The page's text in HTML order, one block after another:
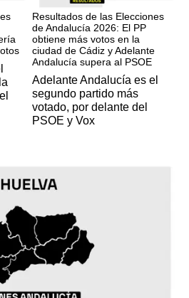
Resultados de las Elecciones
de Andalucía 2026: El PP
obtiene más votos en la
ciudad de Cádiz y Adelante
Andalucía supera al PSOE
Adelante Andalucía es el
segundo partido más
votado, por delante del
PSOE y Vox